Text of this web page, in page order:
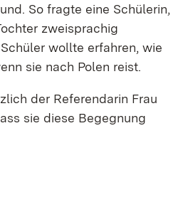
So fragte eine Schülerin,
zweisprachig
wollte erfahren, wie
sie nach Polen reist.
der Referendarin Frau
sie diese Begegnung